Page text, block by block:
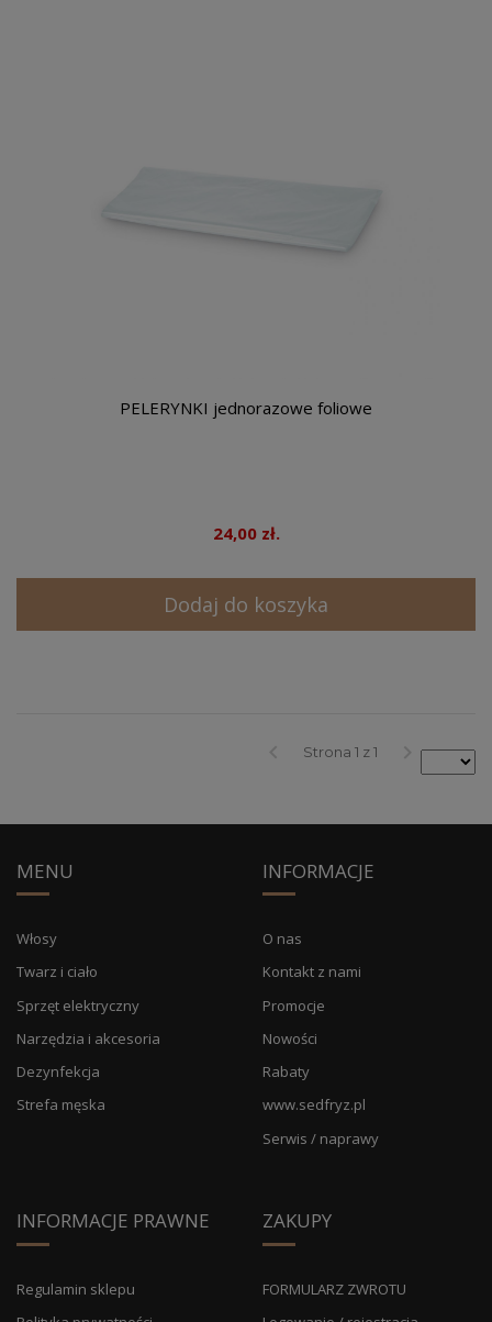
PELERYNKI jednorazowe foliowe
24,00 zł.
Dodaj do koszyka
Strona 1 z 1
MENU
Włosy
Twarz i ciało
Sprzęt elektryczny
Narzędzia i akcesoria
Dezynfekcja
Strefa męska
INFORMACJE
O nas
Kontakt z nami
Promocje
Nowości
Rabaty
www.sedfryz.pl
Serwis / naprawy
INFORMACJE PRAWNE
Regulamin sklepu
ZAKUPY
FORMULARZ ZWROTU